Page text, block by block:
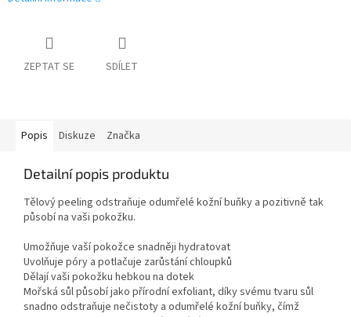
ZEPTAT SE SDÍLET
Popis Diskuze Značka
Detailní popis produktu
Tělový peeling odstraňuje odumřelé kožní buňky a pozitivně tak
působí na vaši pokožku.
Umožňuje vaší pokožce snadněji hydratovat
Uvolňuje póry a potlačuje zarůstání chloupků
Dělají vaši pokožku hebkou na dotek
Mořská sůl působí jako přírodní exfoliant, díky svému tvaru sůl
snadno odstraňuje nečistoty a odumřelé kožní buňky, čímž